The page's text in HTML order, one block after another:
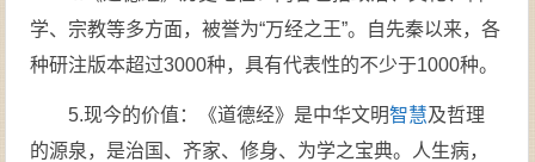
学、宗教等多方面，被誉为“万经之王”。自先秦以来，各
种研注版本超过3000种，具有代表性的不少于1000种。
5.现今的价值：《道德经》是中华文明智慧及哲理
的源泉，是治国、齐家、修身、为学之宝典。人生病，